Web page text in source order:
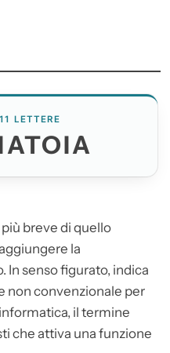
LETTERE
breve di quello
la
In senso figurato, indica
non convenzionale per
il termine
che attiva una funzione